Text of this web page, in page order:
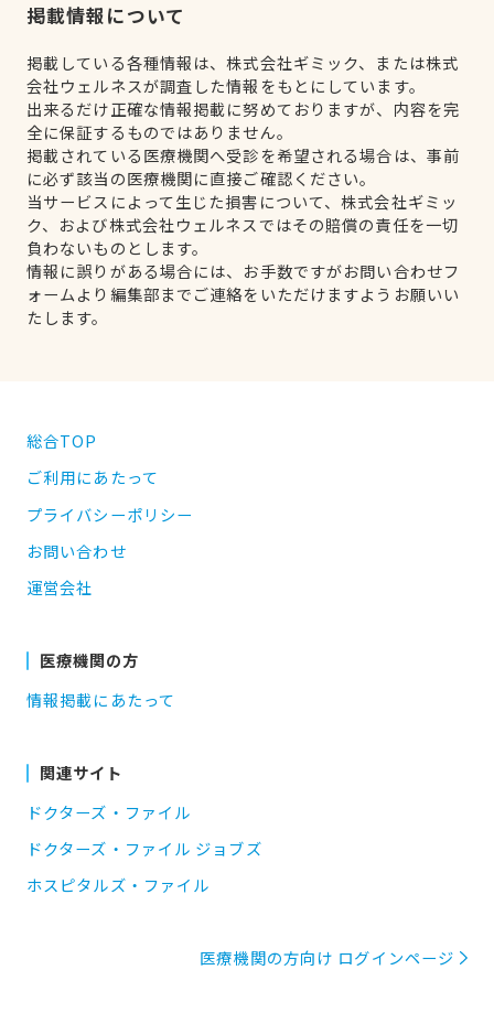
掲載情報について
掲載している各種情報は、株式会社ギミック、または株式
会社ウェルネスが調査した情報をもとにしています。
出来るだけ正確な情報掲載に努めておりますが、内容を完
全に保証するものではありません。
掲載されている医療機関へ受診を希望される場合は、事前
に必ず該当の医療機関に直接ご確認ください。
当サービスによって生じた損害について、株式会社ギミッ
ク、および株式会社ウェルネスではその賠償の責任を一切
負わないものとします。
情報に誤りがある場合には、お手数ですがお問い合わせフ
ォームより編集部までご連絡をいただけますようお願いい
たします。
総合TOP
ご利用にあたって
プライバシーポリシー
お問い合わせ
運営会社
医療機関の方
情報掲載にあたって
関連サイト
ドクターズ・ファイル
ドクターズ・ファイル ジョブズ
ホスピタルズ・ファイル
医療機関の方向け ログインページ